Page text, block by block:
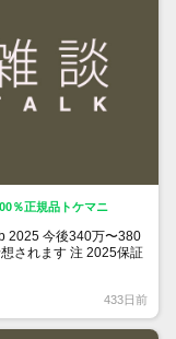
％正規品トケマニ
2025 今後340万〜380
されます 注 2025保証
より
433日前